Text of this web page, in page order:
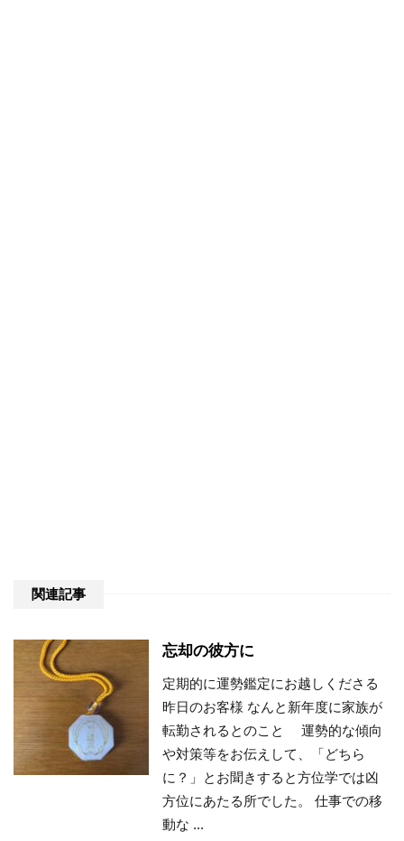
関連記事
忘却の彼方に
定期的に運勢鑑定にお越しくださる
昨日のお客様 なんと新年度に家族が
転勤されるとのこと 運勢的な傾向
や対策等をお伝えして、「どちら
に？」とお聞きすると方位学では凶
方位にあたる所でした。 仕事での移
動な ...